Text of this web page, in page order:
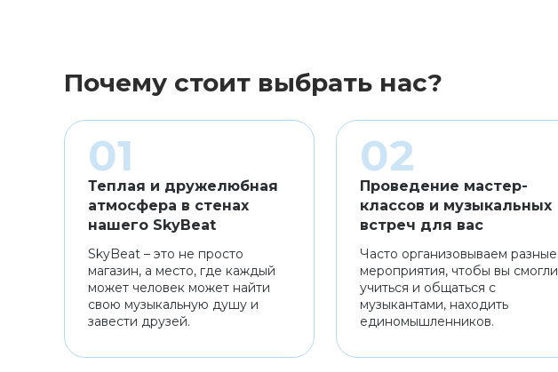
Почему стоит выбрать нас?
Теплая и дружелюбная
атмосфера в стенах
нашего SkyBeat
SkyBeat – это не просто
магазин, а место, где каждый
может человек может найти
свою музыкальную душу и
завести друзей.
Проведение мастер-
классов и музыкальных
встреч для вас
Часто организовываем разные
мероприятия, чтобы вы смогли
учиться и общаться с
музыкантами, находить
единомышленников.